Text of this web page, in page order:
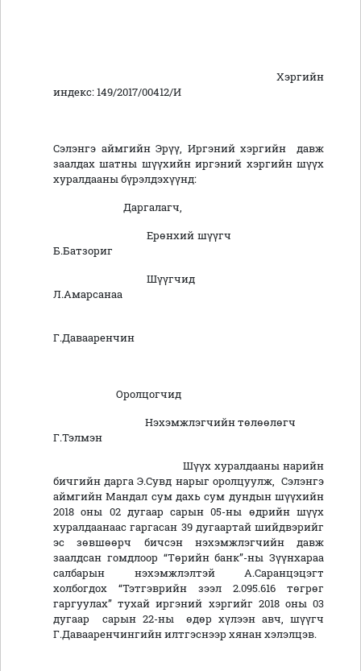
Хэргийн
индекс: 149/2017/00412/И
Сэлэнгэ аймгийн Эрүү, Иргэний хэргийн давж
заалдах шатны шүүхийн иргэний хэргийн шүүх
хуралдааны бүрэлдэхүүнд:
Даргалагч,
Ерөнхий шүүгч
Б.Батзориг
Шүүгчид
Л.Амарсанаа
Г.Давааренчин
Оролцогчид
Нэхэмжлэгчийн төлөөлөгч
Г.Тэлмэн
Шүүх хуралдааны нарийн
бичгийн дарга Э.Сувд нарыг оролцуулж, Сэлэнгэ
аймгийн Мандал сум дахь сум дундын шүүхийн
2018 оны 02 дугаар сарын 05-ны өдрийн шүүх
хуралдаанаас гаргасан 39 дугаартай шийдвэрийг
эс зөвшөөрч бичсэн нэхэмжлэгчийн давж
заалдсан гомдлоор “Төрийн банк”-ны Зүүнхараа
салбарын нэхэмжлэлтэй А.Саранцэцэгт
холбогдох “Тэтгэврийн зээл 2.095.616 төгрөг
гаргуулах” тухай иргэний хэргийг 2018 оны 03
дугаар сарын 22-ны өдөр хүлээн авч, шүүгч
Г.Давааренчингийн илтгэснээр хянан хэлэлцэв.